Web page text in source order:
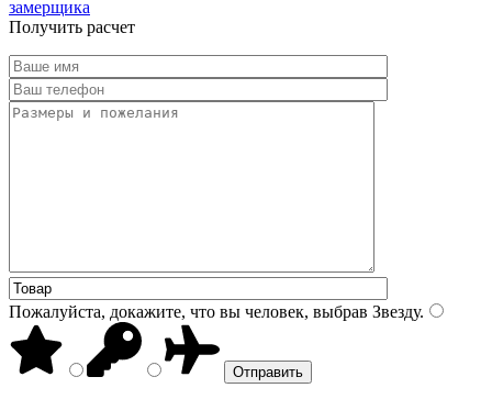
замерщика
Получить расчет
Пожалуйста, докажите, что вы человек, выбрав Звезду.